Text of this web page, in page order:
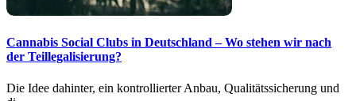
Cannabis Social Clubs in Deutschland – Wo stehen wir nach
der Teillegalisierung?
Die Idee dahinter, ein kontrollierter Anbau, Qualitätssicherung und